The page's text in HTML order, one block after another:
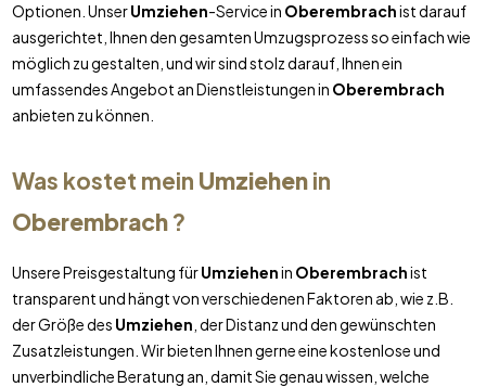
Optionen. UnserUmziehen-Service in Oberembrachist darauf
ausgerichtet, Ihnen den gesamten Umzugsprozess so einfach wie
möglich zu gestalten, und wir sind stolz darauf, Ihnen ein
umfassendes Angebot an Dienstleistungen in Oberembrach
anbieten zu können.
Was kostet mein Umziehenin
Oberembrach?
Unsere Preisgestaltung fürUmziehenin Oberembrachist
transparent und hängt von verschiedenen Faktoren ab, wie z.B.
der Größe des Umziehen , der Distanz und den gewünschten
Zusatzleistungen. Wir bieten Ihnen gerne eine kostenlose und
unverbindliche Beratung an, damit Sie genau wissen, welche